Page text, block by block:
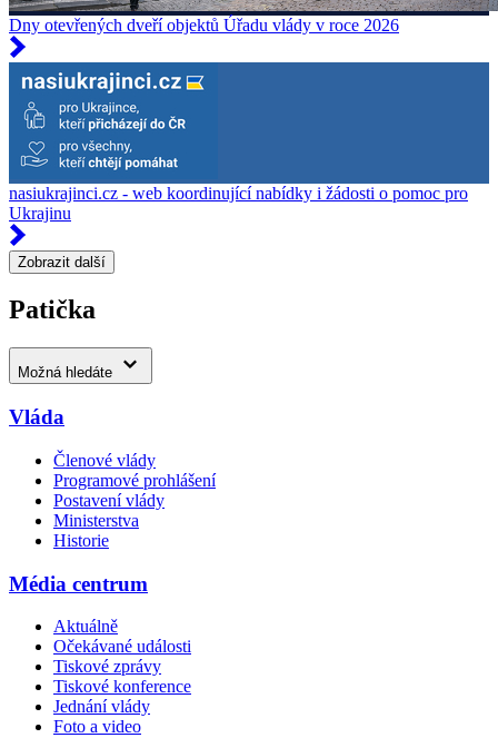
Dny otevřených dveří objektů Úřadu vlády v roce 2026
nasiukrajinci.cz - web koordinující nabídky i žádosti o pomoc pro
Ukrajinu
Zobrazit další
Patička
Možná hledáte
Vláda
Členové vlády
Programové prohlášení
Postavení vlády
Ministerstva
Historie
Média centrum
Aktuálně
Očekávané události
Tiskové zprávy
Tiskové konference
Jednání vlády
Foto a video